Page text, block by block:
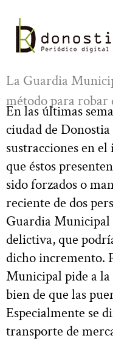
contenido
La Guardia
método para robar
En las últimas
ciudad de
sustracciones en
que éstos
sido forzados o
reciente de dos
Guardia Municipal
delictiva, que
dicho incremento.
Municipal pide a la
bien de que las
Especialmente se
transporte de